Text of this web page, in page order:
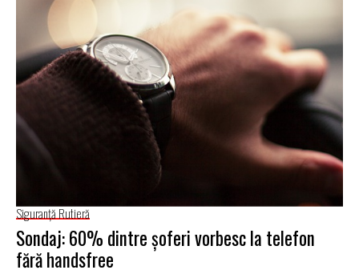
Siguranţă Rutieră
Sondaj: 60% dintre şoferi vorbesc la telefon
fără handsfree